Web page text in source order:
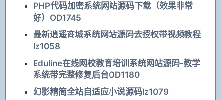
PHP代码加密系统网站源码下载（效果非常
好）OD1745
最新逍遥商城系统网站源码去授权带视频教程
lz1058
Eduline在线网校教育培训系统网站源码-教学
系统带完整修复后台OD1180
幻影精简全站自适应小说源码lz1079